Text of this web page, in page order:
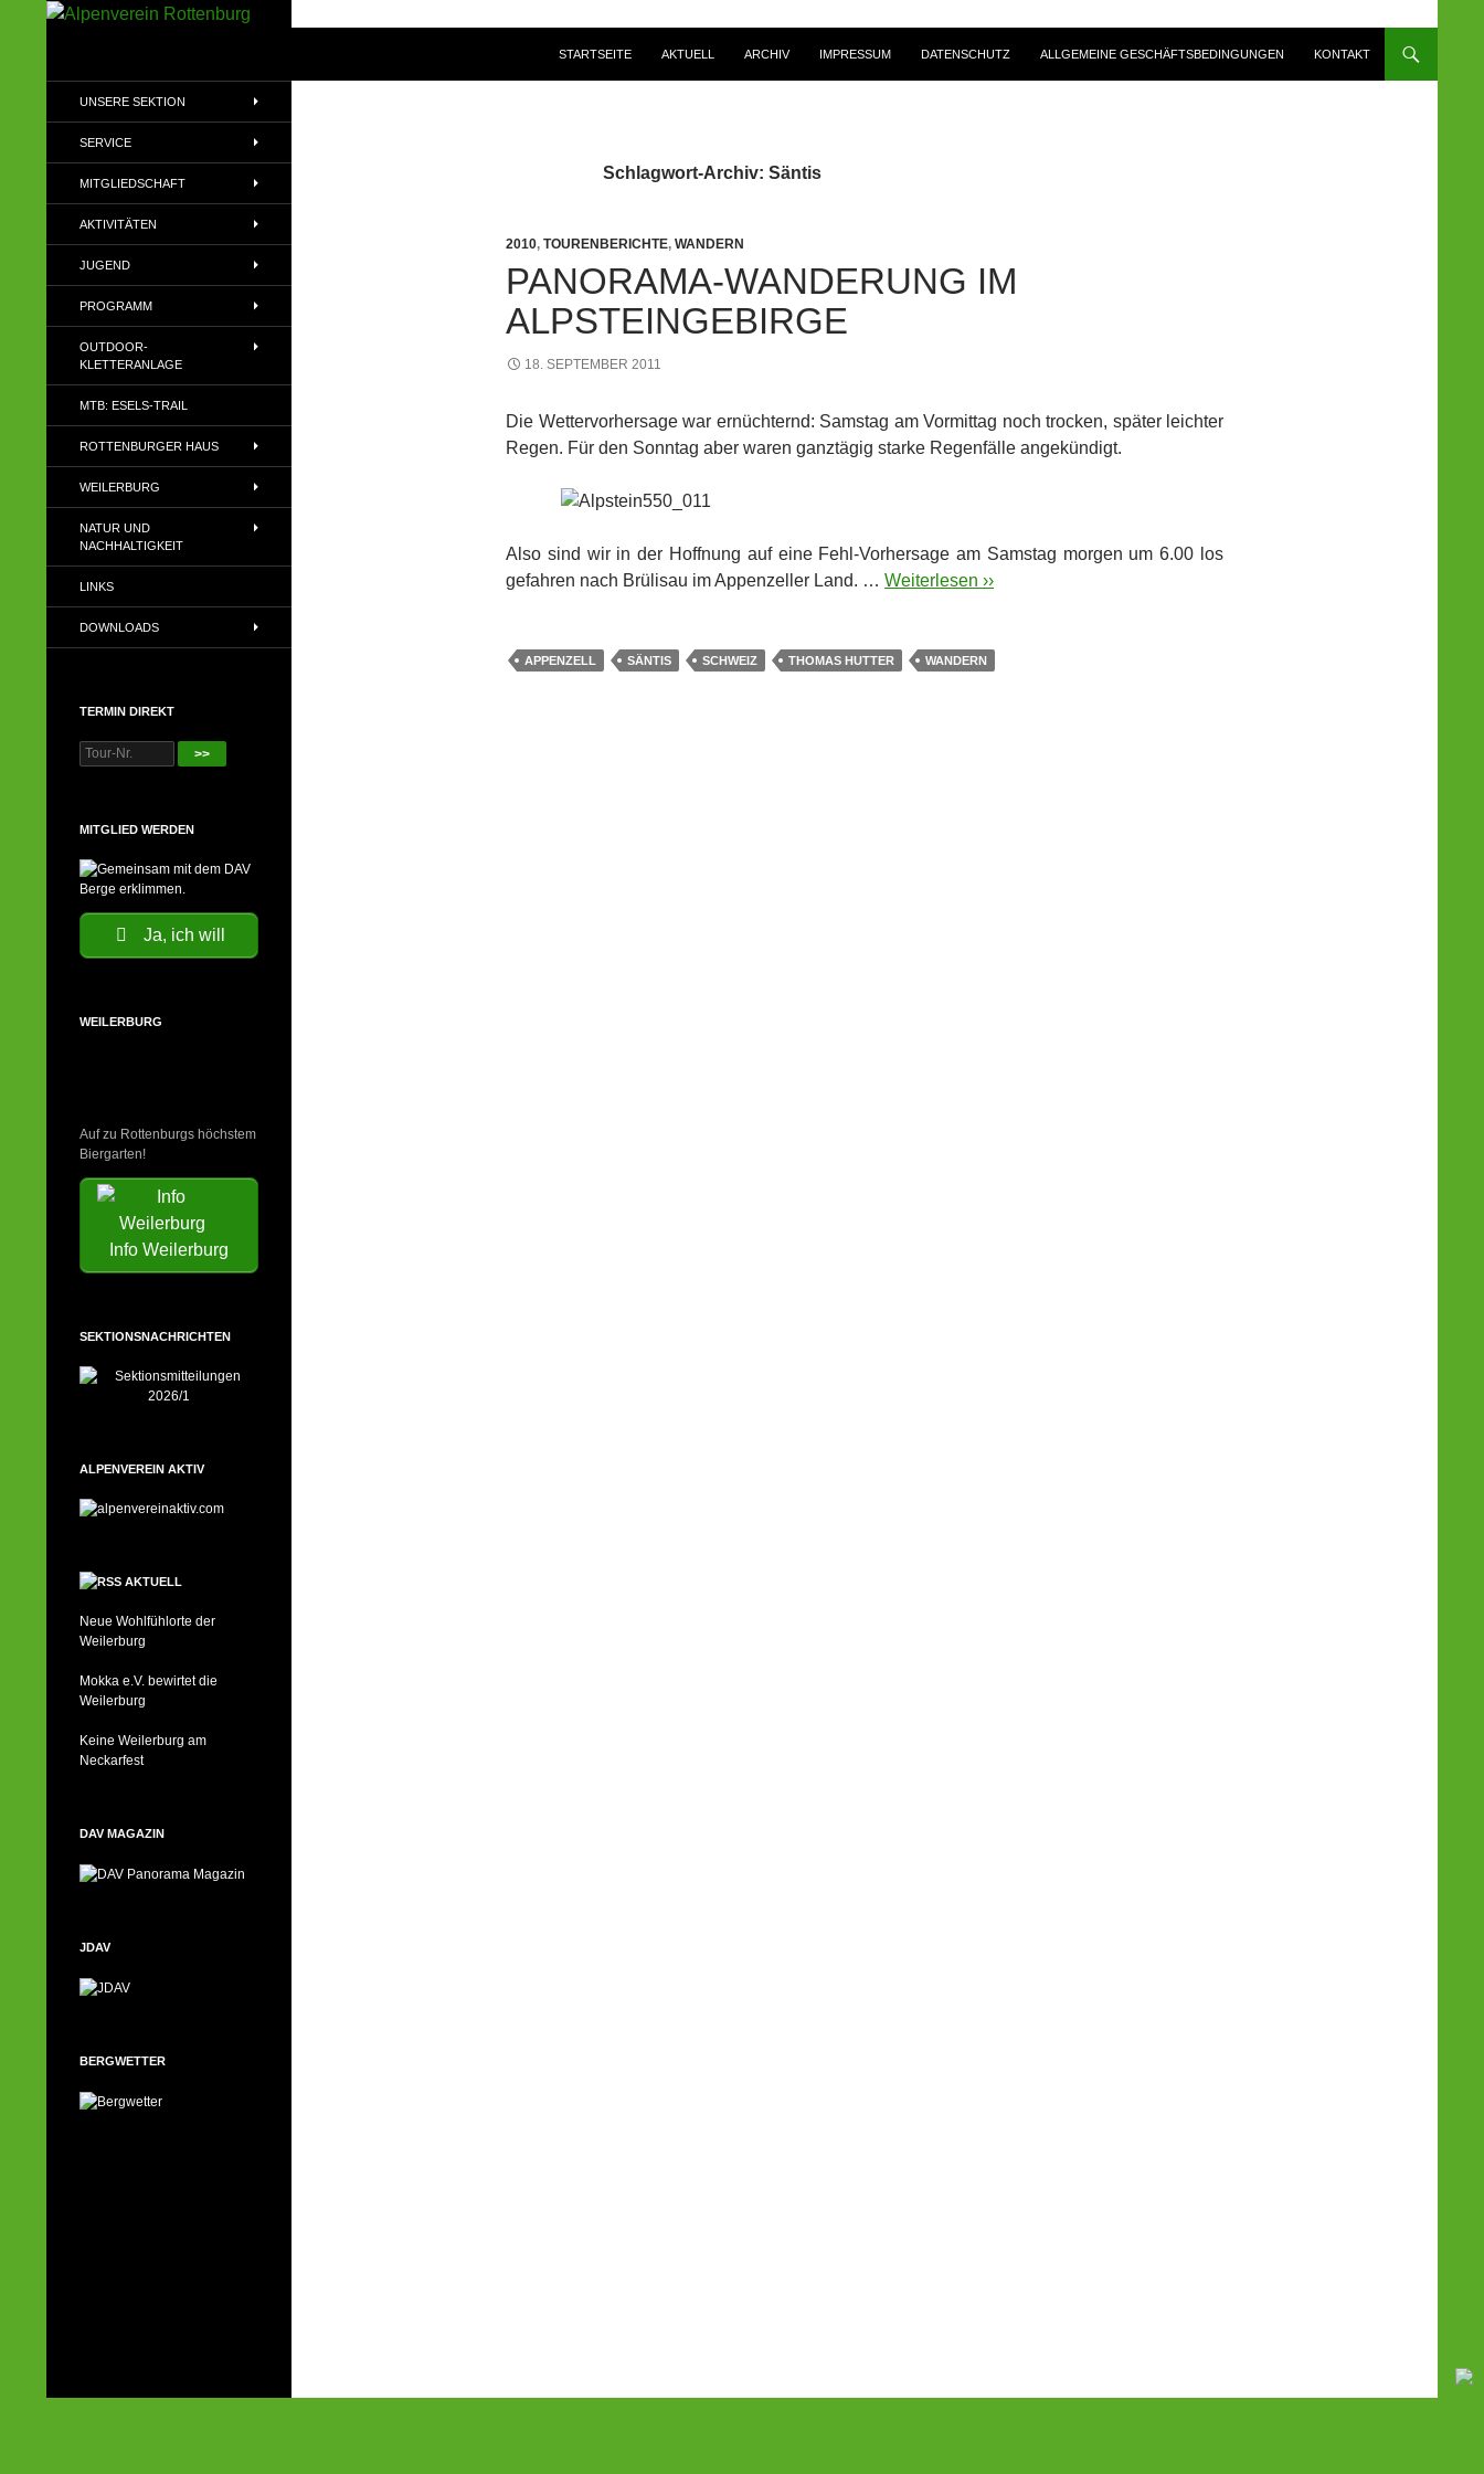
STARTSEITE AKTUELL ARCHIV IMPRESSUM DATENSCHUTZ ALLGEMEINE GESCHÄFTSBEDINGUNGEN KONTAKT
Schlagwort-Archiv: Säntis
2010, TOURENBERICHTE, WANDERN
PANORAMA-WANDERUNG IM
ALPSTEINGEBIRGE
18. SEPTEMBER 2011
Die Wettervorhersage war ernüchternd: Samstag am Vormittag noch trocken, später leichter
Regen. Für den Sonntag aber waren ganztägig starke Regenfälle angekündigt.
Also sind wir in der Hoffnung auf eine Fehl-Vorhersage am Samstag morgen um 6.00 los
gefahren nach Brülisau im Appenzeller Land. … Weiterlesen ››
APPENZELL SÄNTIS SCHWEIZ THOMAS HUTTER WANDERN
Alpenvereins (DAV) e.V
UNSERE SEKTION
SERVICE
MITGLIEDSCHAFT
AKTIVITÄTEN
JUGEND
PROGRAMM
OUTDOOR-
KLETTERANLAGE
MTB: ESELS-TRAIL
ROTTENBURGER HAUS
WEILERBURG
NATUR UND
NACHHALTIGKEIT
LINKS
DOWNLOADS
TERMIN DIREKT
>>
MITGLIED WERDEN
Ja, ich will
WEILERBURG
Auf zu Rottenburgs höchstem
Biergarten!
Info Weilerburg
SEKTIONSNACHRICHTEN
ALPENVEREIN AKTIV
AKTUELL
Neue Wohlfühlorte der
Weilerburg
Mokka e.V. bewirtet die
Weilerburg
Keine Weilerburg am
Neckarfest
DAV MAGAZIN
JDAV
BERGWETTER